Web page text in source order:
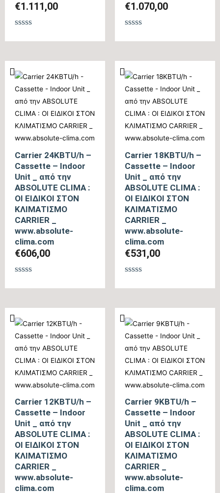
€1.111,00
με
από
€1.070,00
με
από
Carrier 24KBTU/h –
Cassette – Indoor
Unit _ από την
ABSOLUTE CLIMA :
ΟΙ ΕΙΔΙΚΟΙ ΣΤΟΝ
ΚΛΙΜΑΤΙΣΜΟ
CARRIER _
www.absolute-
clima.com
€606,00
με
από
Carrier 18KBTU/h –
Cassette – Indoor
Unit _ από την
ABSOLUTE CLIMA :
ΟΙ ΕΙΔΙΚΟΙ ΣΤΟΝ
ΚΛΙΜΑΤΙΣΜΟ
CARRIER _
www.absolute-
clima.com
€531,00
με
από
Carrier 12KBTU/h –
Cassette – Indoor
Unit _ από την
ABSOLUTE CLIMA :
ΟΙ ΕΙΔΙΚΟΙ ΣΤΟΝ
ΚΛΙΜΑΤΙΣΜΟ
CARRIER _
www.absolute-
clima.com
Carrier 9KBTU/h –
Cassette – Indoor
Unit _ από την
ABSOLUTE CLIMA :
ΟΙ ΕΙΔΙΚΟΙ ΣΤΟΝ
ΚΛΙΜΑΤΙΣΜΟ
CARRIER _
www.absolute-
clima.com